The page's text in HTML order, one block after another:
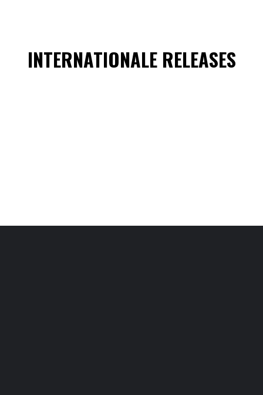
INTERNATIONALE RELEASES